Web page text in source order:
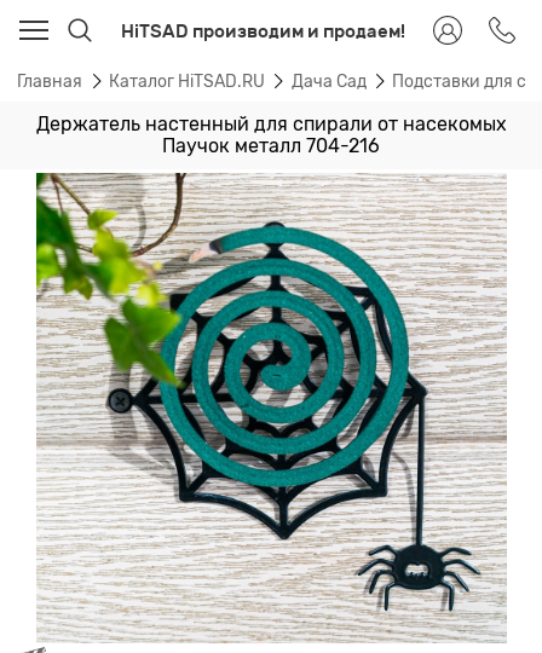
HiTSAD производим и продаем!
Главная Каталог HiTSAD.RU Дача Сад Подставки для
Держатель настенный для спирали от насекомых
Паучок металл 704-216